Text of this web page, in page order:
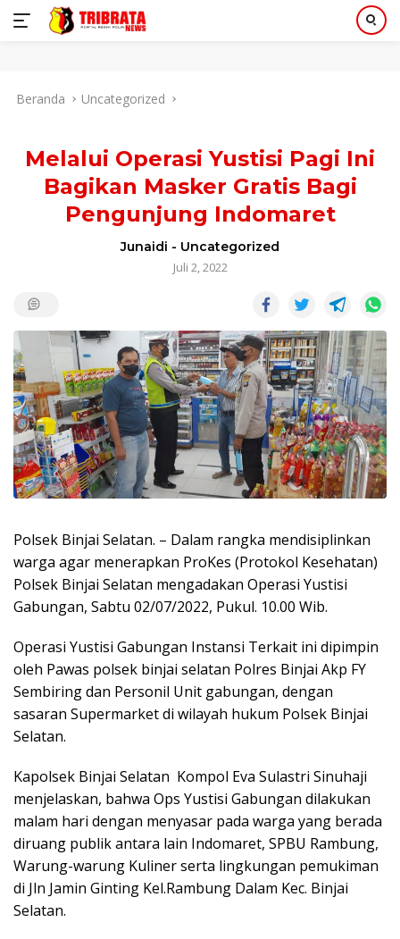
Beranda Uncategorized
Melalui Operasi Yustisi Pagi Ini
Bagikan Masker Gratis Bagi
Pengunjung Indomaret
Junaidi - Uncategorized
Juli 2, 2022
Polsek Binjai Selatan. – Dalam rangka mendisiplinkan
warga agar menerapkan ProKes (Protokol Kesehatan)
Polsek Binjai Selatan mengadakan Operasi Yustisi
Gabungan, Sabtu 02/07/2022, Pukul. 10.00 Wib.
Operasi Yustisi Gabungan Instansi Terkait ini dipimpin
oleh Pawas polsek binjai selatan Polres Binjai Akp FY
Sembiring dan Personil Unit gabungan, dengan
sasaran Supermarket di wilayah hukum Polsek Binjai
Selatan.
Kapolsek Binjai Selatan Kompol Eva Sulastri Sinuhaji
menjelaskan, bahwa Ops Yustisi Gabungan dilakukan
malam hari dengan menyasar pada warga yang berada
diruang publik antara lain Indomaret, SPBU Rambung,
Warung-warung Kuliner serta lingkungan pemukiman
di Jln Jamin Ginting Kel.Rambung Dalam Kec. Binjai
Selatan.